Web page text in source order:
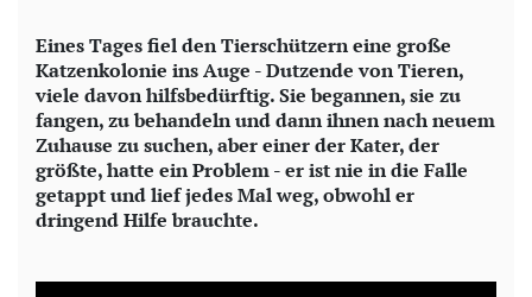
Eines Tages fiel den Tierschützern eine große
Katzenkolonie ins Auge - Dutzende von Tieren,
viele davon hilfsbedürftig. Sie begannen, sie zu
fangen, zu behandeln und dann ihnen nach neuem
Zuhause zu suchen, aber einer der Kater, der
größte, hatte ein Problem - er ist nie in die Falle
getappt und lief jedes Mal weg, obwohl er
dringend Hilfe brauchte.